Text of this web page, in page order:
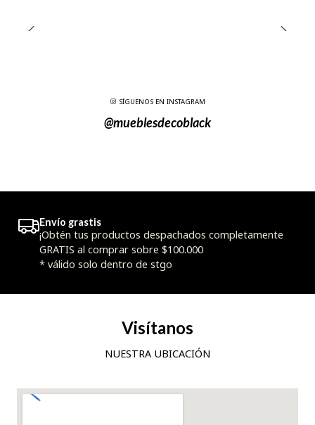
SÍGUENOS EN INSTAGRAM
@mueblesdecoblack
Envío grastis
¡Obtén tus productos despachados completamente
GRATIS al comprar sobre $100.000
* válido solo dentro de stgo
Visítanos
NUESTRA UBICACIÓN